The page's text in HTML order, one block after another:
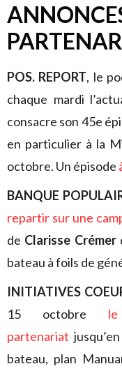
POS. REPORT, le
chaque mardi
consacre son 45e
en particulier à la
octobre. Un épisode
BANQUE
repartir sur une
de Clarisse Crémer
bateau à foils de
INITIATIVES
15 octobre
partenariat
bateau, plan